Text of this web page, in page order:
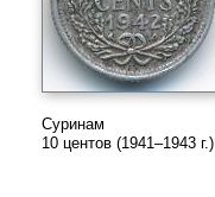
Суринам
10 центов (1941–1943 г.)